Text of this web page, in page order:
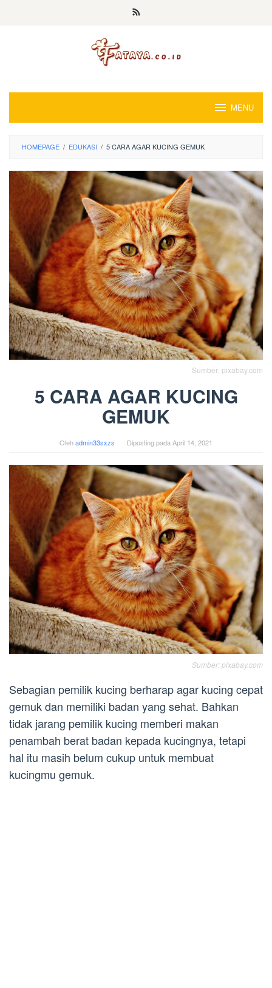
MENU
HOMEPAGE / EDUKASI / 5 CARA AGAR KUCING GEMUK
Sumber: pixabay.com
5 CARA AGAR KUCING
GEMUK
Olehadmin33sxzs Diposting padaApril 14, 2021
Sumber: pixabay.com
Sebagian pemilik kucing berharap agar kucing cepat
gemuk dan memiliki badan yang sehat. Bahkan
tidak jarang pemilik kucing memberi makan
penambah berat badan kepada kucingnya, tetapi
hal itu masih belum cukup untuk membuat
kucingmu gemuk.